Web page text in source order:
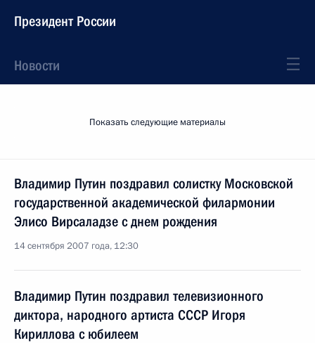
Президент России
Новости
Показать следующие материалы
Владимир Путин поздравил солистку Московской
государственной академической филармонии
Элисо Вирсаладзе с днем рождения
14 сентября 2007 года, 12:30
Владимир Путин поздравил телевизионного
диктора, народного артиста СССР Игоря
Кириллова с юбилеем